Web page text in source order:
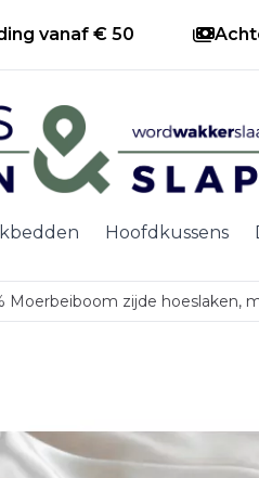
vanaf € 50
Hoofdkussens
Moerbeiboom zijde hoeslaken,